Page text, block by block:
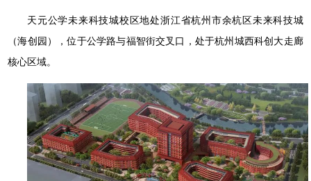
天元公学未来科技城校区地处浙江省杭州市余杭区未来科技城
（海创园），位于公学路与福智街交叉⼝，处于杭州城西科创大走廊
核心区域。